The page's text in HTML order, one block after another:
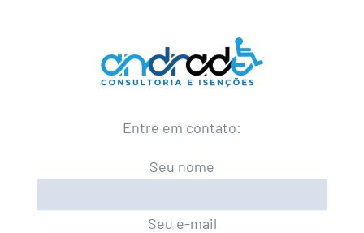
Entre em contato:
Seu nome
Seu e-mail